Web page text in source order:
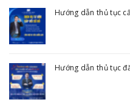
Hướng dẫn thủ tục
Hướng dẫn thủ tục